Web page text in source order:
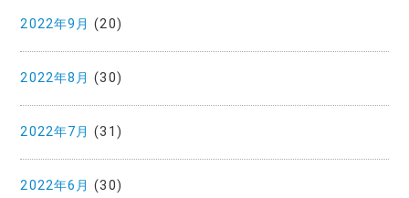
2022年9月 (20)
2022年8月 (30)
2022年7月 (31)
2022年6月 (30)